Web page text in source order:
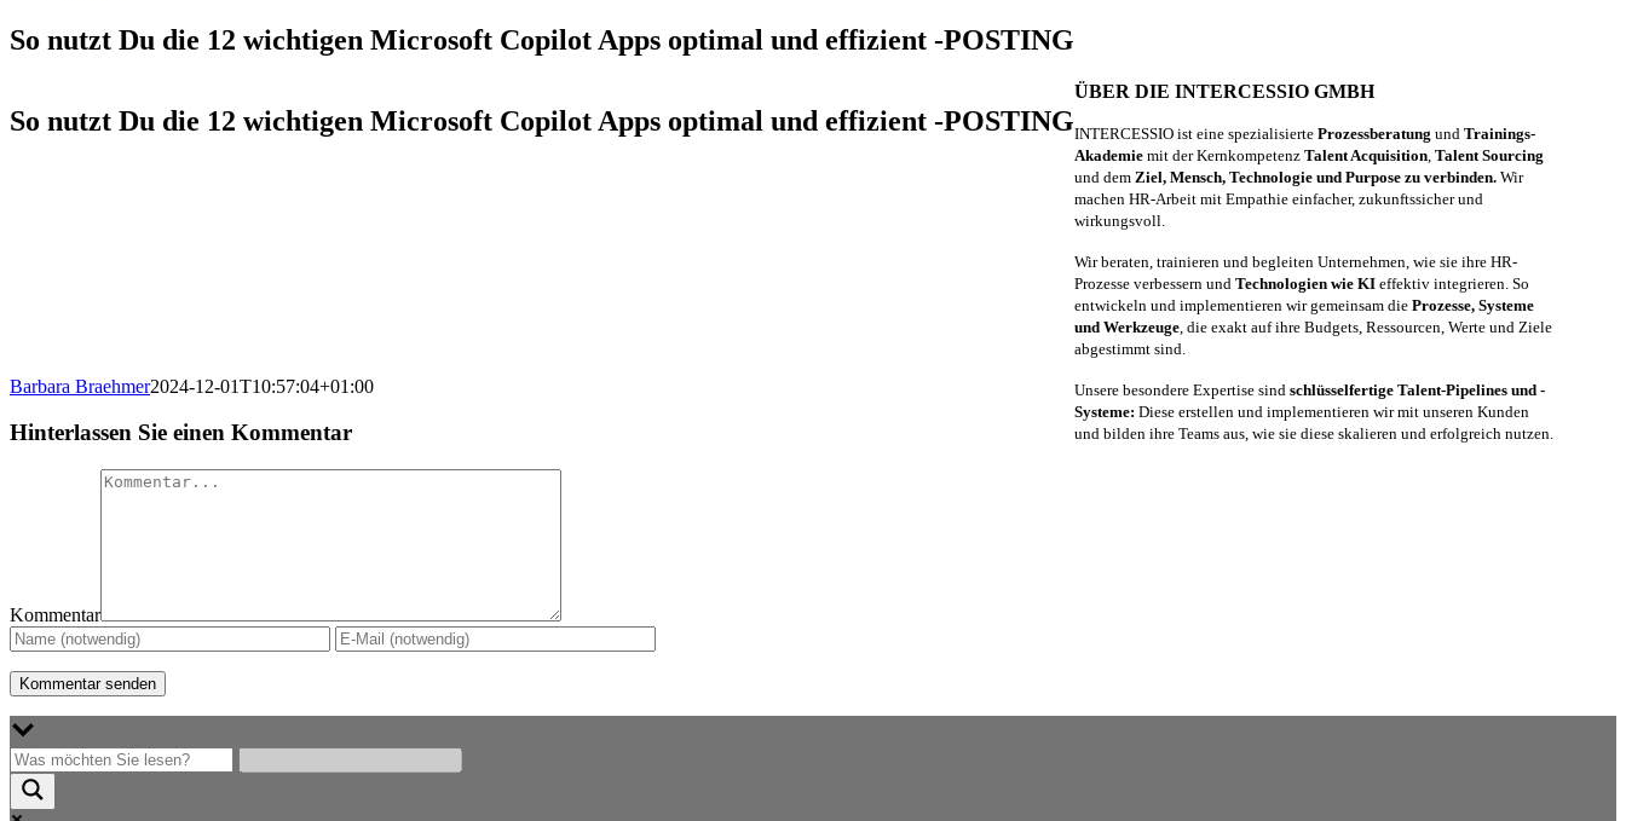
So nutzt Du die 12 wichtigen Microsoft Copilot Apps optimal und effizient -POSTING
So nutzt Du die 12 wichtigen Microsoft Copilot Apps optimal und effizient -POSTING
Barbara Braehmer2024-12-01T10:57:04+01:00
Hinterlassen Sie einen Kommentar
Kommentar
ÜBER DIE INTERCESSIO GMBH
INTERCESSIO ist eine spezialisierte Prozessberatung und Trainings-
Akademie mit der Kernkompetenz Talent Acquisition Talent Sourcing
und dem Ziel, Mensch, Technologie und Purpose zu verbinden. Wir
machen HR-Arbeit mit Empathie einfacher, zukunftssicher und
wirkungsvoll.
Wir beraten, trainieren und begleiten Unternehmen, wie sie ihre HR-
Prozesse verbessern und Technologien wie KI effektiv integrieren. So
entwickeln und implementieren wir gemeinsam die Prozesse, Systeme
und Werkzeuge , die exakt auf ihre Budgets, Ressourcen, Werte und Ziele
abgestimmt sind.
Unsere besondere Expertise sind schlüsselfertige Talent-Pipelines und -
Systeme: Diese erstellen und implementieren wir mit unseren Kunden
und bilden ihre Teams aus, wie sie diese skalieren und erfolgreich nutzen.